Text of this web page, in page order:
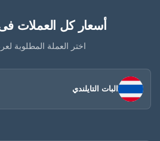
أسعار كل العملات
اختر العملة المطلوبة
البات التايلندي